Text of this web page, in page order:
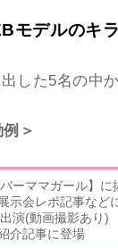
モデルのキ
した5名の中
＞
ーママガール】に
示会レポ記事など
演(動画撮影あり)
介記事に登場